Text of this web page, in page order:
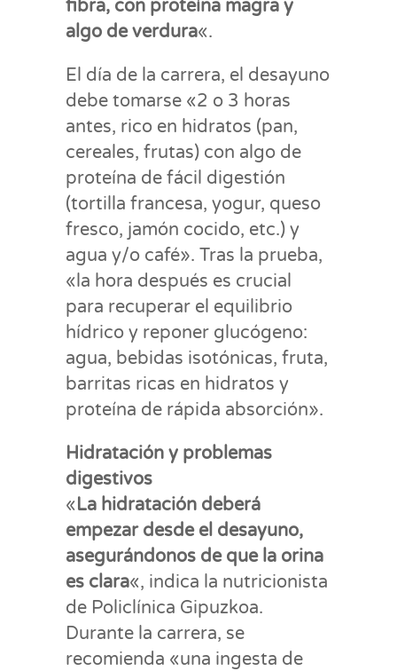
fibra, con proteína magra y
algo de verdura«.
El día de la carrera, el desayuno
debe tomarse «2 o 3 horas
antes, rico en hidratos (pan,
cereales, frutas) con algo de
proteína de fácil digestión
(tortilla francesa, yogur, queso
fresco, jamón cocido, etc.) y
agua y/o café». Tras la prueba,
«la hora después es crucial
para recuperar el equilibrio
hídrico y reponer glucógeno:
agua, bebidas isotónicas, fruta,
barritas ricas en hidratos y
proteína de rápida absorción».
Hidratación y problemas
digestivos
«La hidratación deberá
empezar desde el desayuno,
asegurándonos de que la orina
es clara«, indica la nutricionista
de Policlínica Gipuzkoa.
Durante la carrera, se
recomienda «una ingesta de